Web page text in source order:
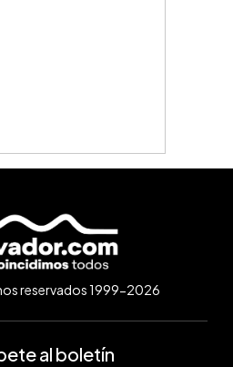
reservados 1999-2026
al boletín